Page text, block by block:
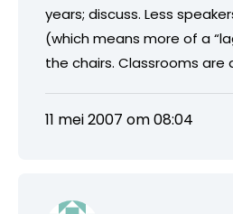
years; discuss. Less
(which means more of a
the chairs. Classrooms are
11 mei 2007 om 08:04